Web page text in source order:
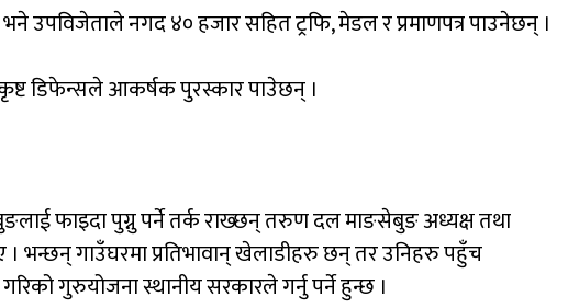
भनेउपविजेतालेनगद४०हजारसहितट्रफि,मेडलरप्रमाणपत्रपाउनेछन् ।
डिफेन्सलेआकर्षकपुरस्कारपाउेछन् ।
फाइदापुग्नुपर्नेतर्कराख्छन्तरुणदलमाङसेबुङअध्यक्षतथा
। भन्छन्गाउँघरमाप्रतिभावान्खेलाडीहरुछन्तरउनिहरुपहुँच
गरिकोगुरुयोजनास्थानीयसरकारलेगर्नुपर्नेहुन्छ ।